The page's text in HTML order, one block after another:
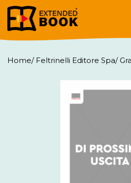
Home/ Feltrinelli Editore Spa/